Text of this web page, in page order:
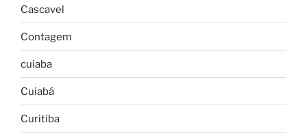
Cascavel
Contagem
cuiaba
Cuiabá
Curitiba